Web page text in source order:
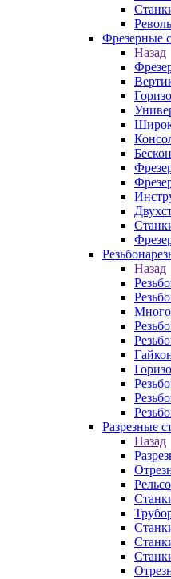
Фрезерные
Назад
Назад
Разрезные
Назад